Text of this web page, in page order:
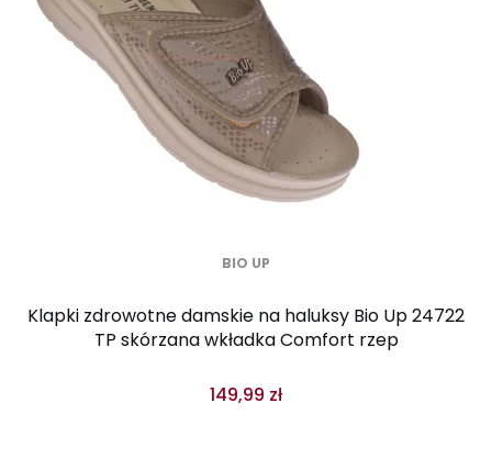
BIO UP
Klapki zdrowotne damskie na haluksy Bio Up 24722
TP skórzana wkładka Comfort rzep
149,99 zł